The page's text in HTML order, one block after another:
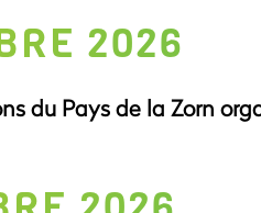
2026
du Pays de la Zorn